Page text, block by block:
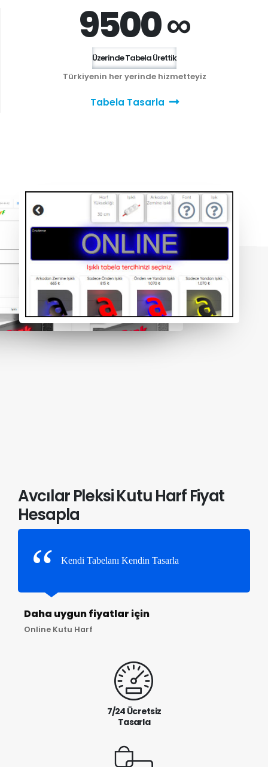
9500 ∞
Üzerinde Tabela Ürettik
Türkiyenin her yerinde hizmetteyiz
Tabela Tasarla
Avcılar Pleksi Kutu Harf Fiyat
Hesapla
Kendi Tabelanı Kendin Tasarla
Daha uygun fiyatlar için
Online Kutu Harf
7/24 Ücretsiz
Tasarla